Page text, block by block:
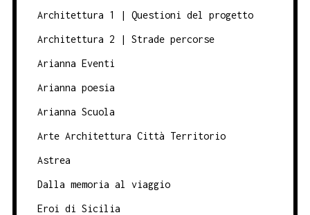
Architettura 1 | Questioni del progetto
Architettura 2 | Strade percorse
Arianna Eventi
Arianna poesia
Arianna Scuola
Arte Architettura Città Territorio
Astrea
Dalla memoria al viaggio
Eroi di Sicilia